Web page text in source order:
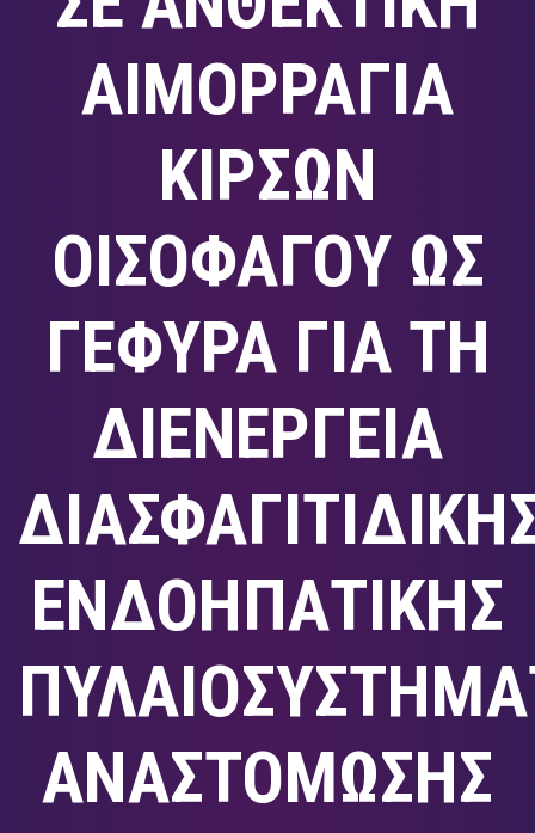
ΑΙΜΟΡΡΑΓΙΑ
ΚΙΡΣΩΝ
ΟΙΣΟΦΑΓΟΥ ΩΣ
ΓΕΦΥΡΑ ΓΙΑ ΤΗ
ΔΙΕΝΕΡΓΕΙΑ
ΕΝΔΟΗΠΑΤΙΚΗΣ
ΑΝΑΣΤΟΜΩΣΗΣ